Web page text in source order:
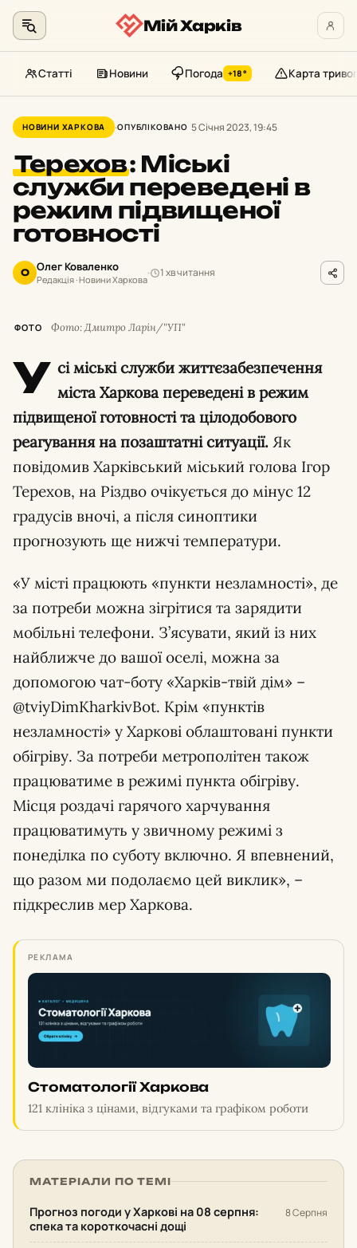
до
контенту
Мій Харків
Статті Новини Погода +18° Карта тривог
НОВИНИ ХАРКОВА ОПУБЛІКОВАНО 5 Січня 2023, 19:45
Терехов: Міські
служби переведені в
режим підвищеної
готовності
О Олег Коваленко
Редакція · Новини Харкова
1 хв читання
ФОТО Фото: Дмитро Ларін/"УП"
У сі міські служби життєзабезпечення
міста Харкова переведені в режим
підвищеної готовності та цілодобового
реагування на позаштатні ситуації. Як
повідомив Харківський міський голова Ігор
Терехов, на Різдво очікується до мінус 12
градусів вночі, а після синоптики
прогнозують ще нижчі температури.
«У місті працюють «пункти незламності», де
за потреби можна зігрітися та зарядити
мобільні телефони. З’ясувати, який із них
найближче до вашої оселі, можна за
допомогою чат-боту «Харків-твій дім» –
@tviyDimKharkivBot. Крім «пунктів
незламності» у Харкові облаштовані пункти
обігріву. За потреби метрополітен також
працюватиме в режимі пункта обігріву.
Місця роздачі гарячого харчування
працюватимуть у звичному режимі з
понеділка по суботу включно. Я впевнений,
що разом ми подолаємо цей виклик», –
підкреслив мер Харкова.
РЕКЛАМА
Стоматології Харкова
121 клініка з цінами, відгуками та графіком роботи
МАТЕРІАЛИ ПО ТЕМІ
Прогноз погоди у Харкові на 08 серпня:
спека та короткочасні дощі
8 Серпня